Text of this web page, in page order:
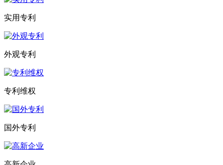
实用专利
外观专利
专利维权
国外专利